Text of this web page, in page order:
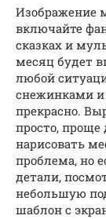
Изображение
включайте
сказках и
месяц будет
любой
снежинками и
прекрасно.
просто,
нарисовать
проблема, но
детали,
небольшую
шаблон с